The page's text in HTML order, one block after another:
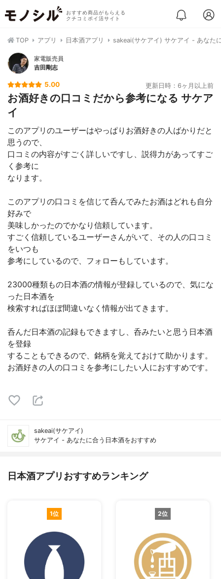
おすすめ商品がもらえる
クチコミポイ活サイト
TOP アプリ 日本酒アプリ sakeai(サケアイ) サケアイ - あなた
家電販売員
吉田剛志
5.00 更新日時：6ヶ月以上前
お酒好きの口コミだから参考になる サケア
イ
このアプリのユーザーはやっぱりお酒好きの人ばかりだと
思うので、
口コミの内容がすごく詳しいですし、説得力があってすご
く参考に
なります。
このアプリの口コミを信じて呑んでみたお酒はどれも自分
好みで
美味しかったのでかなり信頼しています。
すごく信頼しているユーザーさんがいて、その人の口コミ
をいつも
参考にしているので、フォローもしています。
23000種類もの日本酒の情報が登録しているので、気にな
った日本酒を
検索すればほぼ間違いなく情報が出てきます。
呑んだ日本酒の記録もできますし、呑みたいと思う日本酒
を登録
することもできるので、銘柄を覚えておけて助かります。
お酒好きの人の口コミを参考にしたい人におすすめです。
sakeai(サケアイ)
サケアイ - あなたに合う日本酒をおすすめ
日本酒アプリおすすめランキング
1位 2位